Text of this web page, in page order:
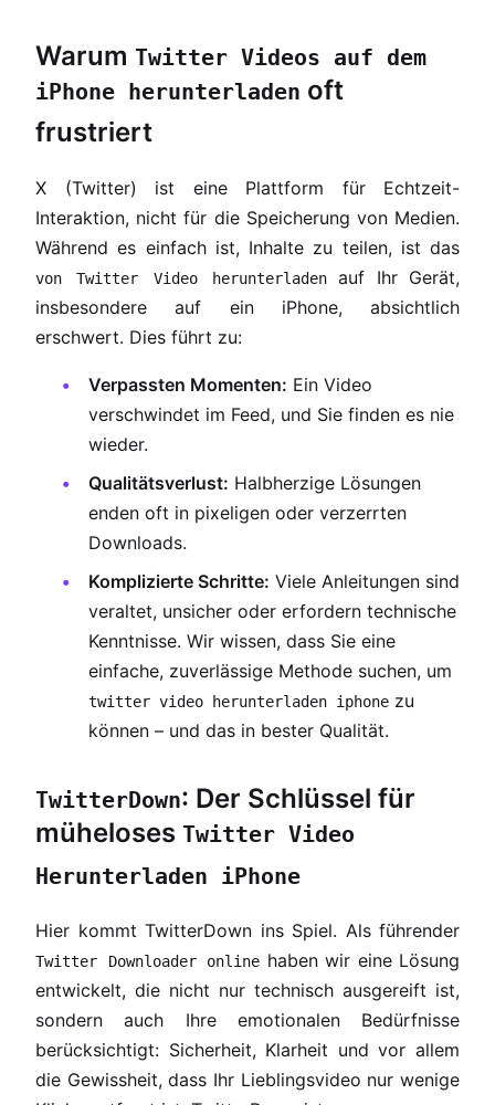
Warum Twitter Videos auf dem
iPhone herunterladen oft
frustriert
X (Twitter) ist eine Plattform für Echtzeit-
Interaktion, nicht für die Speicherung von Medien.
Während es einfach ist, Inhalte zu teilen, ist das
von Twitter Video herunterladen
auf Ihr Gerät,
insbesondere auf ein iPhone, absichtlich
erschwert. Dies führt zu:
Verpassten Momenten: Ein Video
verschwindet im Feed, und Sie finden es nie
wieder.
Qualitätsverlust: Halbherzige Lösungen
enden oft in pixeligen oder verzerrten
Downloads.
Komplizierte Schritte: Viele Anleitungen sind
veraltet, unsicher oder erfordern technische
Kenntnisse. Wir wissen, dass Sie eine
einfache, zuverlässige Methode suchen, um
twitter video herunterladen iphone zu
können – und das in bester Qualität.
TwitterDown: Der Schlüssel für
müheloses Twitter Video
Herunterladen iPhone
Hier kommt TwitterDown ins Spiel. Als führender
Twitter Downloader online haben wir eine Lösung
entwickelt, die nicht nur technisch ausgereift ist,
sondern auch Ihre emotionalen Bedürfnisse
berücksichtigt: Sicherheit, Klarheit und vor allem
die Gewissheit, dass Ihr Lieblingsvideo nur wenige